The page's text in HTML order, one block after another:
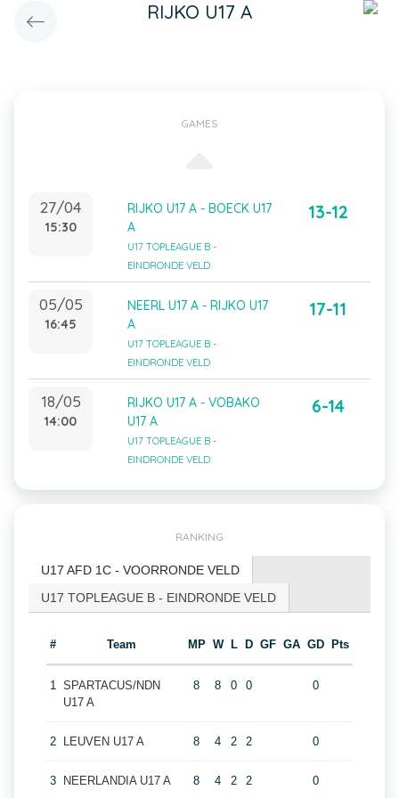
RIJKO U17 A
GAMES
27/04
15:30
RIJKO U17 A - BOECK U17
A
U17 TOPLEAGUE B -
EINDRONDE VELD
13-12
05/05
16:45
NEERL U17 A - RIJKO U17
A
U17 TOPLEAGUE B -
EINDRONDE VELD
17-11
18/05
14:00
RIJKO U17 A - VOBAKO
U17 A
U17 TOPLEAGUE B -
EINDRONDE VELD
6-14
RANKING
U17 AFD 1C - VOORRONDE VELD
U17 TOPLEAGUE B - EINDRONDE VELD
# Team MP W L D GF GA GD Pts
1 SPARTACUS/NDN
U17 A
8 8 0 0 0
2 LEUVEN U17 A 8 4 2 2 0
3 NEERLANDIA U17 A 8 4 2 2 0